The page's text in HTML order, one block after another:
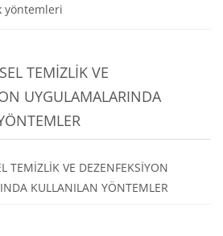
yöntemleri
TEMİZLİK VE
UYGULAMALARINDA
TEMİZLİK VE DEZENFEKSİYON
KULLANILAN YÖNTEMLER